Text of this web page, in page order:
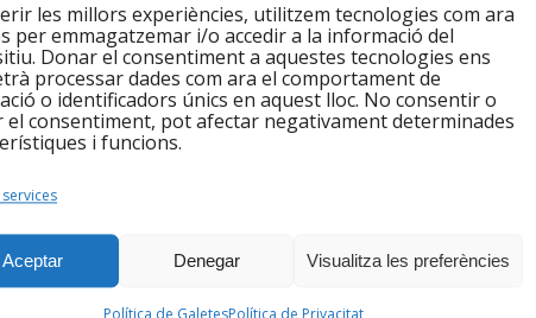
les millors experiències, utilitzem tecnologies com ara
per emmagatzemar i/o accedir a la informació del
Donar el consentiment a aquestes tecnologies ens
processar dades com ara el comportament de
o identificadors únics en aquest lloc. No consentir o
consentiment, pot afectar negativament determinades
i funcions.
Aceptar Denegar Visualitza les preferències
VIU SANTAKO